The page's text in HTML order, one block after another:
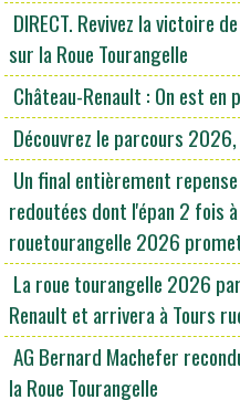
DIRECT. Revivez la victoire
sur la Roue Tourangelle
Château-Renault : On est en
Découvrez le parcours
Un final entièrement
redoutées dont l'épan 2 fois
rouetourangelle 2026
La roue tourangelle 2026
Renault et arrivera à Tours
AG Bernard Machefer
la Roue Tourangelle